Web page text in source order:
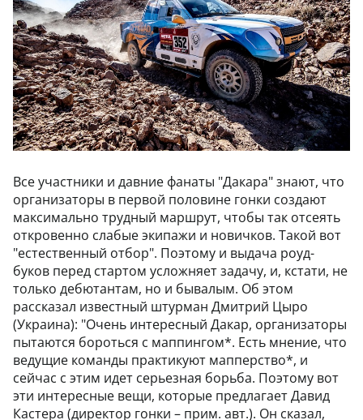
Все участники и давние фанаты "Дакара" знают, что
организаторы в первой половине гонки создают
максимально трудный маршрут, чтобы так отсеять
откровенно слабые экипажи и новичков. Такой вот
"естественный отбор". Поэтому и выдача роуд-
буков перед стартом усложняет задачу, и, кстати, не
только дебютантам, но и бывалым. Об этом
рассказал известный штурман Дмитрий Цыро
(Украина): "Очень интересный Дакар, организаторы
пытаются бороться с маппингом*. Есть мнение, что
ведущие команды практикуют мапперство*, и
сейчас с этим идет серьезная борьба. Поэтому вот
эти интересные вещи, которые предлагает Давид
Кастера (директор гонки – прим. авт.). Он сказал,